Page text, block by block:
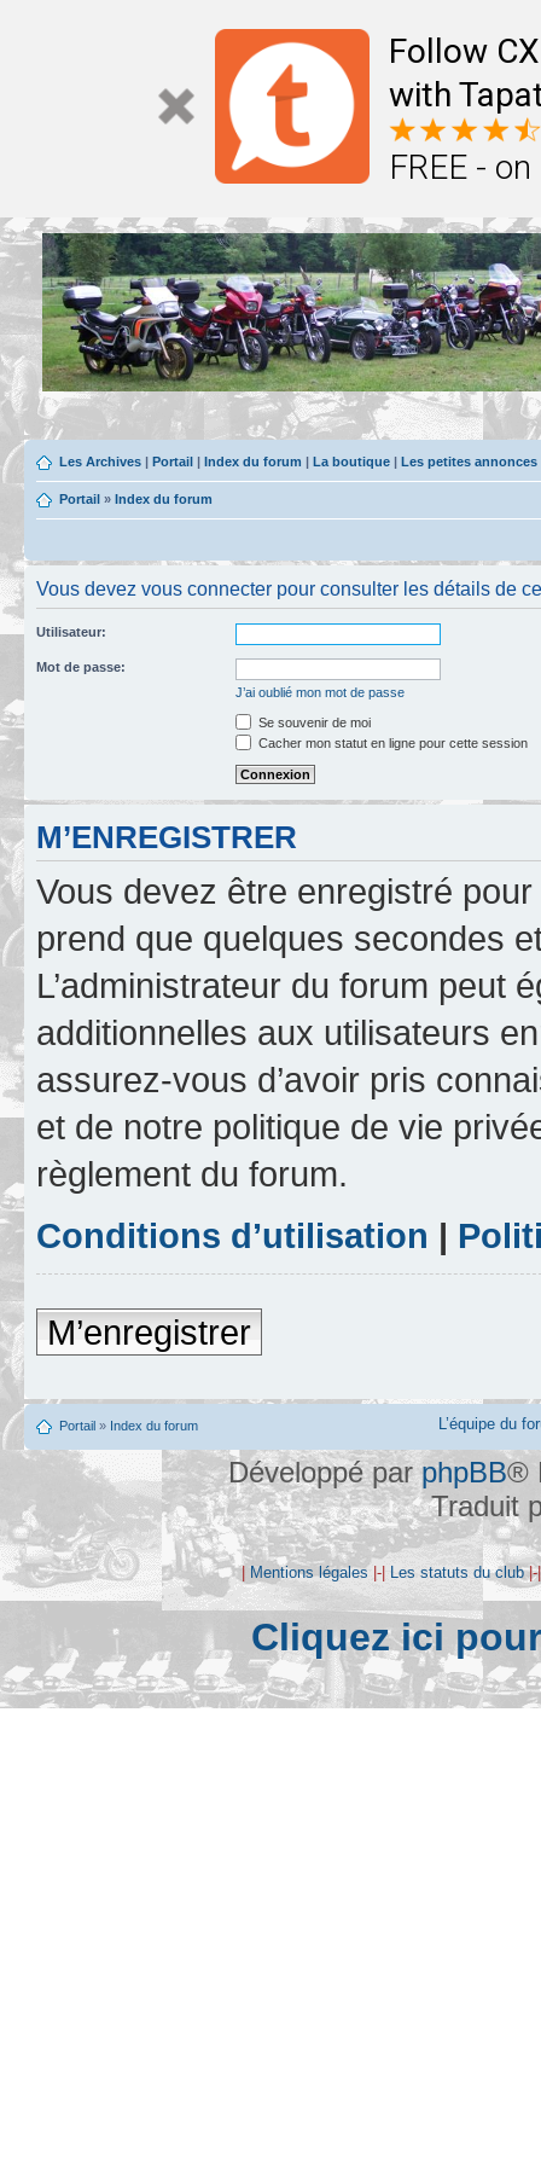
Follow
with
FREE -
Les Archives | Portail | Index du forum | La boutique | Les petites
Portail » Index du forum
Vous devez vous connecter pour consulter les détails de
Utilisateur:
Mot de passe:
J’ai oublié mon mot de passe
Se souvenir de moi
Cacher mon statut en ligne pour cette session
M’ENREGISTRER
Vous devez être enregistré
prend que quelques secondes
L’administrateur du forum peut
additionnelles aux utilisateurs
assurez-vous d’avoir pris
et de notre politique de vie
règlement du forum.
Conditions d’utilisation |
M’enregistrer
Portail » Index du forum L’équipe du
Développé parphpBB®
Traduit
| Mentions légales |-| Les statuts du club
Cliquez ici